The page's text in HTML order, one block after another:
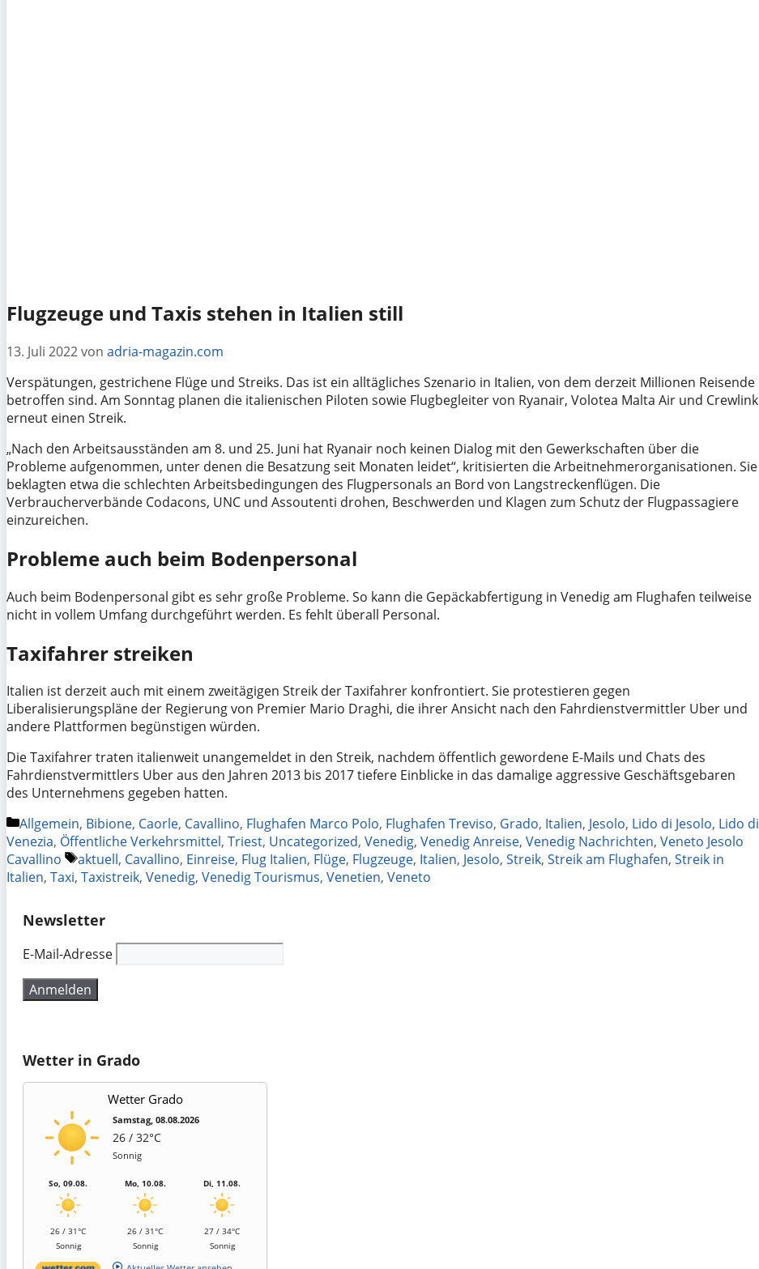
Flugzeuge und Taxis stehen in Italien still
13. Juli 2022von adria-magazin.com
Verspätungen, gestrichene Flüge und Streiks. Das ist ein alltägliches Szenario in Italien, von dem derzeit Millionen Reisende
betroffen sind. Am Sonntag planen die italienischen Piloten sowie Flugbegleiter von Ryanair, Volotea Malta Air und Crewlink
erneut einen Streik.
„Nach den Arbeitsausständen am 8. und 25. Juni hat Ryanair noch keinen Dialog mit den Gewerkschaften über die
Probleme aufgenommen, unter denen die Besatzung seit Monaten leidet“, kritisierten die Arbeitnehmerorganisationen. Sie
beklagten etwa die schlechten Arbeitsbedingungen des Flugpersonals an Bord von Langstreckenflügen. Die
Verbraucherverbände Codacons, UNC und Assoutenti drohen, Beschwerden und Klagen zum Schutz der Flugpassagiere
einzureichen.
Probleme auch beim Bodenpersonal
Auch beim Bodenpersonal gibt es sehr große Probleme. So kann die Gepäckabfertigung in Venedig am Flughafen teilweise
nicht in vollem Umfang durchgeführt werden. Es fehlt überall Personal.
Taxifahrer streiken
Italien ist derzeit auch mit einem zweitägigen Streik der Taxifahrer konfrontiert. Sie protestieren gegen
Liberalisierungspläne der Regierung von Premier Mario Draghi, die ihrer Ansicht nach den Fahrdienstvermittler Uber und
andere Plattformen begünstigen würden.
Die Taxifahrer traten italienweit unangemeldet in den Streik, nachdem öffentlich gewordene E-Mails und Chats des
Fahrdienstvermittlers Uber aus den Jahren 2013 bis 2017 tiefere Einblicke in das damalige aggressive Geschäftsgebaren
des Unternehmens gegeben hatten.
Kategorien
Allgemein, Bibione, Caorle, Cavallino, Flughafen Marco Polo, Flughafen Treviso, Grado, Italien, Jesolo, Lido di Jesolo, Lido di
Venezia, Öffentliche Verkehrsmittel, Triest, Uncategorized, Venedig, Venedig Anreise, Venedig Nachrichten, Veneto Jesolo
Cavallino
Schlagwörter
aktuell, Cavallino, Einreise, Flug Italien, Flüge, Flugzeuge, Italien, Jesolo, Streik, Streik am Flughafen, Streik in
Italien, Taxi, Taxistreik, Venedig, Venedig Tourismus, Venetien, Veneto
Newsletter
E-Mail-Adresse
Wetter in Grado
Wetter Grado
Samstag, 08.08.2026
26 / 32°C
Sonnig
So, 09.08.
26 / 31°C
Sonnig
Mo, 10.08.
26 / 31°C
Sonnig
Di, 11.08.
27 / 34°C
Sonnig